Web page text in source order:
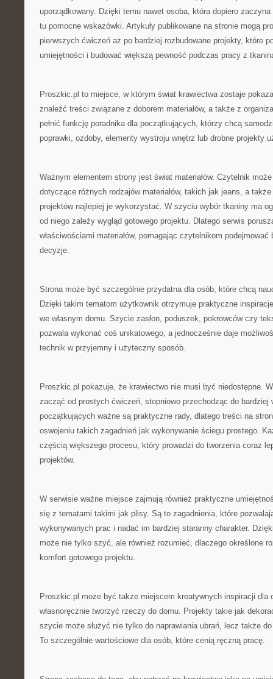
uporządkowany. Dzięki temu nawet osoba, która dopiero
tu pomocne wskazówki. Artykuły publikowane na stronie mogą
pierwszych ćwiczeń aż po bardziej rozbudowane projekty, które
umiejętności i budować większą pewność podczas pracy z
Proszkic.pl to miejsce, w którym świat krawiectwa zostaje
znaleźć treści związane z doborem materiałów, a także z
pełnić funkcję poradnika dla początkujących, którzy chcą
poprawki, ozdoby, elementy wystroju wnętrz lub drobne projekty
Ważnym elementem strony jest świat materiałów. Czytelnik
dotyczące różnych rodzajów materiałów, takich jak jeans, a
projektów najlepiej je wykorzystać. W szyciu wybór tkaniny ma
od niego zależy wygląd gotowego projektu. Dlatego serwis
właściwościami materiałów, pomagając czytelnikom
decyzje.
Strona może być szczególnie przydatna dla osób, które chcą
Dzięki takim tematom użytkownik otrzymuje praktyczne
we własnym domu. Szycie zasłon, poduszek, pokrowców czy
pozwala wykonać coś unikatowego, a jednocześnie daje
technik w przyjemny i użyteczny sposób.
Proszkic.pl pokazuje, że krawiectwo nie musi być niedostępne.
zacząć od prostych ćwiczeń, stopniowo przechodząc do bardziej
początkujących ważne są praktyczne rady, dlatego treści na
oswojeniu takich zagadnień jak wykonywanie ściegu prostego.
częścią większego procesu, który prowadzi do tworzenia coraz
projektów.
W serwisie ważne miejsce zajmują również praktyczne
się z tematami takimi jak plisy. Są to zagadnienia, które
wykonywanych prac i nadać im bardziej staranny charakter.
może nie tylko szyć, ale również rozumieć, dlaczego określone
komfort gotowego projektu.
Proszkic.pl może być także miejscem kreatywnych inspiracji dla
własnoręcznie tworzyć rzeczy do domu. Projekty takie jak
szycie może służyć nie tylko do naprawiania ubrań, lecz także
To szczególnie wartościowe dla osób, które cenią ręczną pracę.